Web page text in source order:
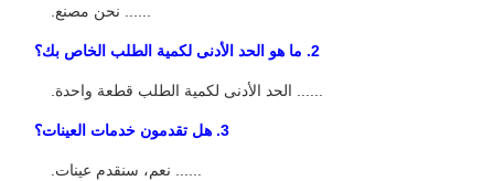
...... نحن مصنع.
...... الحد الأدنى لكمية الطلب قطعة واحدة.
...... نعم، سنقدم عينات.